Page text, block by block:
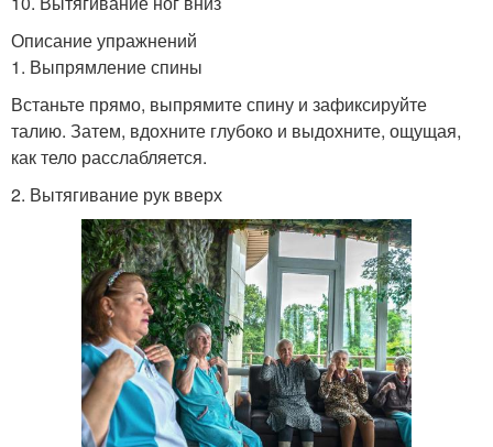
Описание упражнений
1. Выпрямление спины
Встаньте прямо, выпрямите спину и зафиксируйте
талию. Затем, вдохните глубоко и выдохните, ощущая,
как тело расслабляется.
2. Вытягивание рук вверх